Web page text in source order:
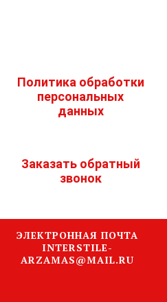
Политика обработки
персональных
данных
Заказать обратный
звонок
ЭЛЕКТРОННАЯ ПОЧТА
INTERSTILE-
ARZAMAS@MAIL.RU